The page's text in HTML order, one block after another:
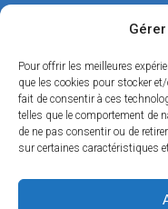
Pour offrir les meilleures
que les cookies pour stocker
fait de consentir à ces
telles que le comportement de
de ne pas consentir ou de
sur certaines caractéristiques